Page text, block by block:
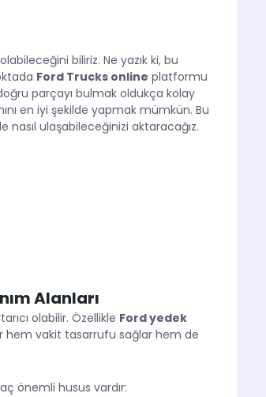
biliriz. Ne yazık ki, bu
Ford Trucks online platformu
parçayı bulmak oldukça kolay
en iyi şekilde yapmak mümkün. Bu
nasıl ulaşabileceğinizi aktaracağız.
Alanları
olabilir. Özellikle Ford yedek
hem vakit tasarrufu sağlar hem de
önemli husus vardır: